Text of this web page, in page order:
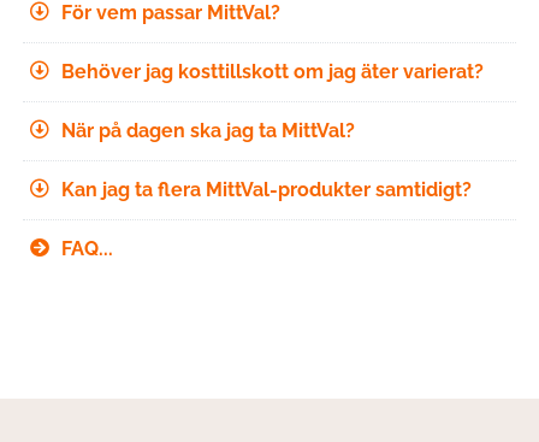
För vem passar MittVal?
Behöver jag kosttillskott om jag äter varierat?
När på dagen ska jag ta MittVal?
Kan jag ta flera MittVal-produkter samtidigt?
FAQ...